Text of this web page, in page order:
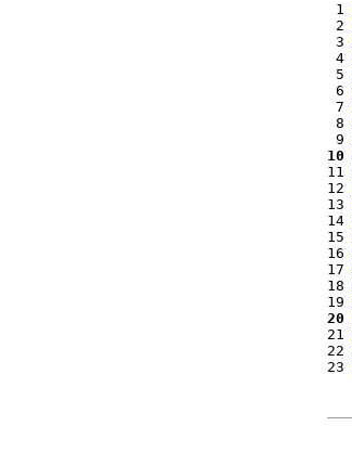
1
2
3
4
5
6
7
8
9
10
11
12
13
14
15
16
17
18
19
20
21
22
23